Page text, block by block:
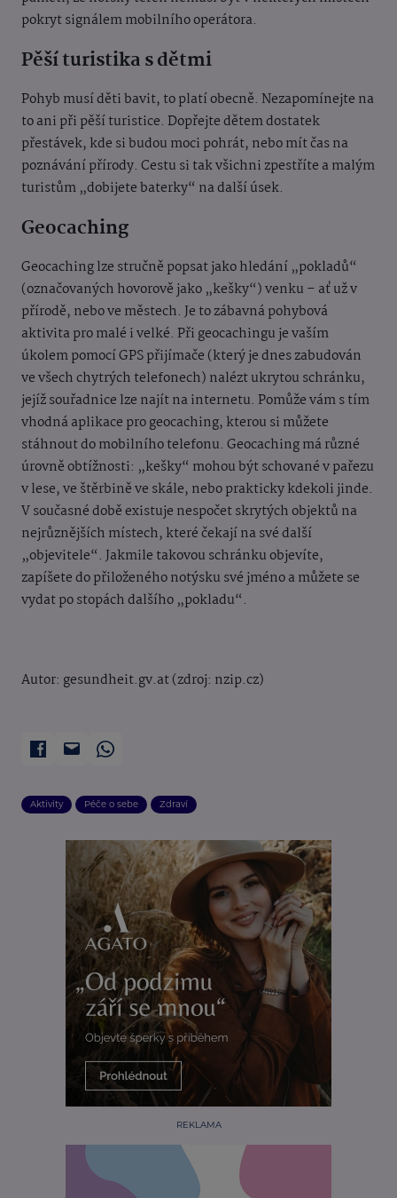
pokryt signálem mobilního operátora.
Pěší turistika s dětmi
Pohyb musí děti bavit, to platí obecně. Nezapomínejte na
to ani při pěší turistice. Dopřejte dětem dostatek
přestávek, kde si budou moci pohrát, nebo mít čas na
poznávání přírody. Cestu si tak všichni zpestříte a malým
turistům „dobijete baterky“ na další úsek.
Geocaching
Geocaching lze stručně popsat jako hledání „pokladů“
(označovaných hovorově jako „kešky“) venku – ať už v
přírodě, nebo ve městech. Je to zábavná pohybová
aktivita pro malé i velké. Při geocachingu je vaším
úkolem pomocí GPS přijímače (který je dnes zabudován
ve všech chytrých telefonech) nalézt ukrytou schránku,
jejíž souřadnice lze najít na internetu. Pomůže vám s tím
vhodná aplikace pro geocaching, kterou si můžete
stáhnout do mobilního telefonu. Geocaching má různé
úrovně obtížnosti: „kešky“ mohou být schované v pařezu
v lese, ve štěrbině ve skále, nebo prakticky kdekoli jinde.
V současné době existuje nespočet skrytých objektů na
nejrůznějších místech, které čekají na své další
„objevitele“. Jakmile takovou schránku objevíte,
zapíšete do přiloženého notýsku své jméno a můžete se
vydat po stopách dalšího „pokladu“.
Autor: gesundheit.gv.at (zdroj: nzip.cz)
Aktivity Péče o sebe Zdraví
REKLAMA